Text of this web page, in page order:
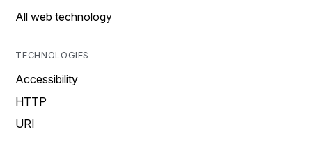
All web technology
TECHNOLOGIES
Accessibility
HTTP
URI